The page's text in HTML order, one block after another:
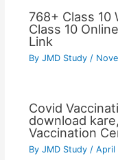
768+ Class 10
Class 10
Link
By JMD Study /
Covid
download
Vaccination
By JMD Study / April